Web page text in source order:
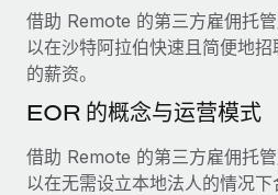
服务
咨询专家
简化候选人筛选流程
Remote Build 即将推出
薪金与人才洞察
洞察中心
获得支持
查看全部资源
借助 Remote 的第三方雇佣托
以在沙特阿拉伯快速且简便地
的薪资。
EOR 的概念与运营模式
借助 Remote 的第三方雇佣托
以在无需设立本地法人的情况